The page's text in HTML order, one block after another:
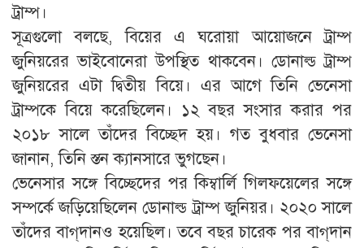
ট্রাম্প।
সূত্রগুলো বলছে, বিয়ের এ ঘরোয়া আয়োজনে ট্রাম্প
জুনিয়রের ভাইবোনেরা উপস্থিত থাকবেন। ডোনাল্ড ট্রাম্প
জুনিয়রের এটা দ্বিতীয় বিয়ে। এর আগে তিনি ভেনেসা
ট্রাম্পকে বিয়ে করেছিলেন। ১২ বছর সংসার করার পর
২০১৮ সালে তাঁদের বিচ্ছেদ হয়। গত বুধবার ভেনেসা
জানান, তিনি স্তন ক্যানসারে ভুগছেন।
ভেনেসার সঙ্গে বিচ্ছেদের পর কিম্বার্লি গিলফয়েলের সঙ্গে
সম্পর্কে জড়িয়েছিলেন ডোনাল্ড ট্রাম্প জুনিয়র। ২০২০ সালে
তাঁদের বাগ্‌দানও হয়েছিল। তবে বছর চারেক পর বাগ্‌দান